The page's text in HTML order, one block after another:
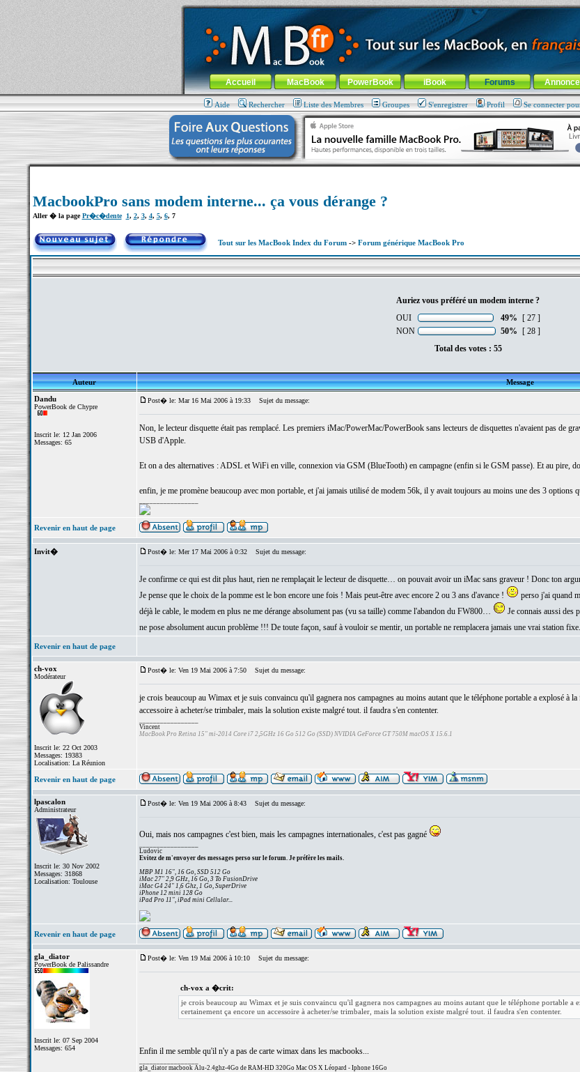
MacBook-fr.com : 100% Apple... 100% nomade !
Aller au contenu-Aller au menu général-Aller au menu de la rubrique
Menu général
Accueil MacBook PowerBook iBook Forums
Aide Rechercher Liste des Membres Groupes S'enregistrer Profil Se connecter
MacbookPro sans modem interne... ça vous dérange ?
Aller � la pagePr�c�dente 1, 2, 3, 4, 5, 6, 7
Tout sur les MacBook Index du Forum-> Forum générique MacBook Pro
Auriez vous préféré un modem interne ?
OUI
49%
[ 27 ]
NON
50%
[ 28 ]
Total des votes : 55
Auteur
Message
Dandu
PowerBook de Chypre
Inscrit le: 12 Jan 2006
Messages: 65
Post� le: Mar 16 Mai 2006 à 19:33 Sujet du message:
Non, le lecteur disquette était pas remplacé. Les premiers iMac/PowerMac/PowerBook sans lecteurs de disquettes n'avaient pas de
USB d'Apple.
Et on a des alternatives : ADSL et WiFi en ville, connexion via GSM (BlueTooth) en campagne (enfin si le GSM passe). Et au pire,
enfin, je me promène beaucoup avec mon portable, et j'ai jamais utilisé de modem 56k, il y avait toujours au moins une des 3 options
Revenir en haut de page
Invit� Post� le: Mer 17 Mai 2006 à 0:32 Sujet du message:
Je confirme ce qui est dit plus haut, rien ne remplaçait le lecteur de disquette… on pouvait avoir un iMac sans graveur ! Donc ton
Je pense que le choix de la pomme est le bon encore une fois ! Mais peut-être avec encore 2 ou 3 ans d'avance !
perso j'ai quand
déjà le cable, le modem en plus ne me dérange absolument pas (vu sa taille) comme l'abandon du FW800…
Je connais aussi des
ne pose absolument aucun problème !!! De toute façon, sauf à vouloir se mentir, un portable ne remplacera jamais une vrai station
Revenir en haut de page
ch-vox
Modérateur
Inscrit le: 22 Oct 2003
Messages: 19383
Localisation: La Réunion
Post� le: Ven 19 Mai 2006 à 7:50 Sujet du message:
je crois beaucoup au Wimax et je suis convaincu qu'il gagnera nos campagnes au moins autant que le téléphone portable a explosé à
accessoire à acheter/se trimbaler, mais la solution existe malgré tout. il faudra s'en contenter.
Vincent
MacBook Pro Retina 15" mi-2014 Core i7 2,5GHz 16 Go 512 Go (SSD) NVIDIA GeForce GT 750M macOS X 15.6.1
Revenir en haut de page
lpascalon
Administrateur
Inscrit le: 30 Nov 2002
Messages: 31868
Localisation: Toulouse
Post� le: Ven 19 Mai 2006 à 8:43 Sujet du message:
Oui, mais nos campagnes c'est bien, mais les campagnes internationales, c'est pas gagné
Ludovic
Evitez de m'envoyer des messages perso sur le forum. Je préfère les mails.
MBP M1 16", 16 Go, SSD 512 Go
iMac 27" 2,9 GHz, 16 Go, 3 To FusionDrive
iMac G4 24" 1,6 Ghz, 1 Go, SuperDrive
iPhone 12 mini 128 Go
iPad Pro 11", iPad mini Cellular...
Revenir en haut de page
gla_diator
PowerBook de Palissandre
Inscrit le: 07 Sep 2004
Messages: 654
Post� le: Ven 19 Mai 2006 à 10:10 Sujet du message:
ch-vox a �crit:
je crois beaucoup au Wimax et je suis convaincu qu'il gagnera nos campagnes au moins autant que le téléphone portable
certainement ça encore un accessoire à acheter/se trimbaler, mais la solution existe malgré tout. il faudra s'en contenter.
Enfin il me semble qu'il n'y a pas de carte wimax dans les macbooks...
gla_diator macbook Alu-2.4ghz-4Go de RAM-HD 320Go Mac OS X Léopard - Iphone 16Go